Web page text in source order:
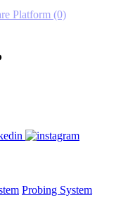
Platform (0)
Probing System